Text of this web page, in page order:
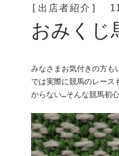
[出店者紹介]
おみくじ
みなさまお気付きの方も
では実際に競馬のレー
からない…そんな競馬初